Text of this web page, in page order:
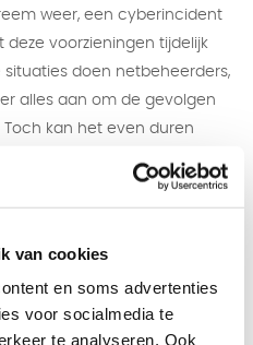
van cookies
en soms advertenties
voor socialmedia te
te analyseren. Ook
weer, een cyberincident
voorzieningen tijdelijk
situaties doen netbeheerders,
alles aan om de gevolgen
kan het even duren
redden in de eerste dagen
het samenstellen van een
aan zijn eigen